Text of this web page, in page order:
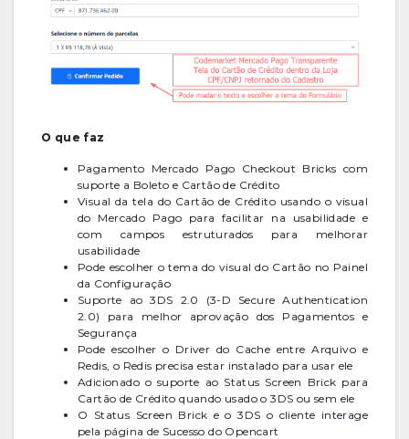
O que faz
Pagamento Mercado Pago Checkout Bricks com
suporte a Boleto e Cartão de Crédito
Visual da tela do Cartão de Crédito usando o visual
do Mercado Pago para facilitar na usabilidade e
com campos estruturados para melhorar
usabilidade
Pode escolher o tema do visual do Cartão no Painel
da Configuração
Suporte ao 3DS 2.0 (3-D Secure Authentication
2.0) para melhor aprovação dos Pagamentos e
Segurança
Pode escolher o Driver do Cache entre Arquivo e
Redis, o Redis precisa estar instalado para usar ele
Adicionado o suporte ao Status Screen Brick para
Cartão de Crédito quando usado o 3DS ou sem ele
O Status Screen Brick e o 3DS o cliente interage
pela página de Sucesso do Opencart